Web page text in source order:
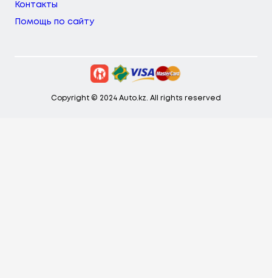
Контакты
Помощь по сайту
Copyright © 2024 Auto.kz. All rights reserved